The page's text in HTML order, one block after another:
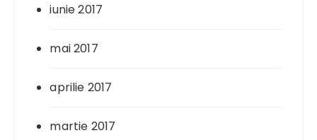
iunie 2017
mai 2017
aprilie 2017
martie 2017